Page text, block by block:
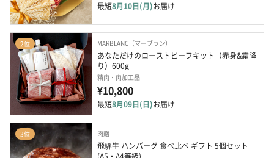
最短8月10日(月)お届け
2位 MARBLANC（マーブラン）
あなただけのローストビーフキット（赤身&霜降
り）600g
精肉・肉加工品
¥10,800
最短8月09日(日)お届け
3位 肉贈
飛騨牛 ハンバーグ 食べ比べ ギフト 5個セット